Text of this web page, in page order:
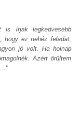
is írjak legkedvesebb
hogy ez nehéz feladat,
jó volt. Ha holnap
Azért örültem